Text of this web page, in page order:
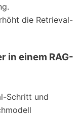
die Retrieval-
in einem RAG-
Schritt und